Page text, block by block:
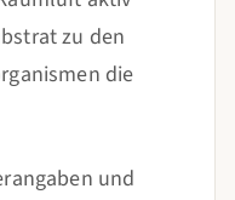
zu den
die
und